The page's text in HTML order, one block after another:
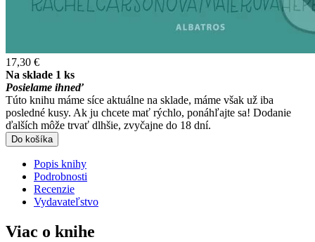
17,30 €
Na sklade 1 ks
Posielame ihneď
Túto knihu máme síce aktuálne na sklade, máme však už iba
posledné kusy. Ak ju chcete mať rýchlo, ponáhľajte sa! Dodanie
ďalších môže trvať dlhšie, zvyčajne do 18 dní.
Do košíka
Popis knihy
Podrobnosti
Recenzie
Vydavateľstvo
Viac o knihe